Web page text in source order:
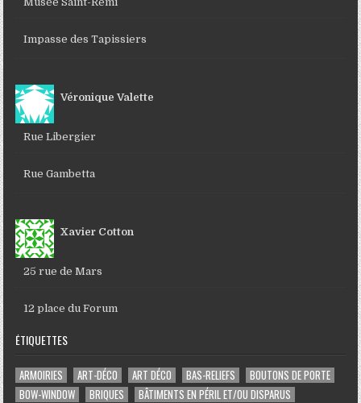
Impasse des Tapissiers
Véronique Valette
Rue Libergier
Rue Gambetta
Xavier Cotton
25 rue de Mars
12 place du Forum
ÉTIQUETTES
ARMOIRIES ART-DÉCO ART DÉCO BAS-RELIEFS
BOUTONS DE PORTE
BOW-WINDOW
BRIQUES
BÂTIMENTS EN PÉRIL ET/OU DISPARUS